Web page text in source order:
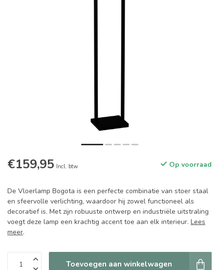
€159,95 Incl. btw Op voorraad
De Vloerlamp Bogota is een perfecte combinatie van stoer staal
en sfeervolle verlichting, waardoor hij zowel functioneel als
decoratief is. Met zijn robuuste ontwerp en industriële uitstraling
voegt deze lamp een krachtig accent toe aan elk interieur. Lees
meer.
Toevoegen aan winkelwagen